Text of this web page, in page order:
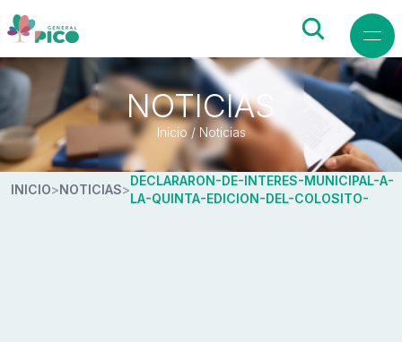
NOTICIAS
Inicio / Noticias
INICIO>NOTICIAS>
DECLARARON-DE-INTERES-MUNICIPAL-A-
LA-QUINTA-EDICION-DEL-COLOSITO-